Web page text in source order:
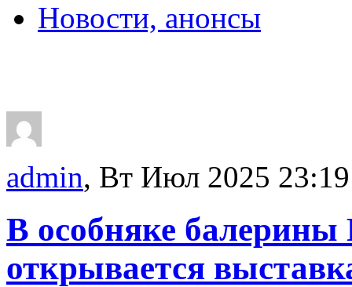
Новости, анонсы
admin, Вт Июл 2025 23:19
В особняке
открывается